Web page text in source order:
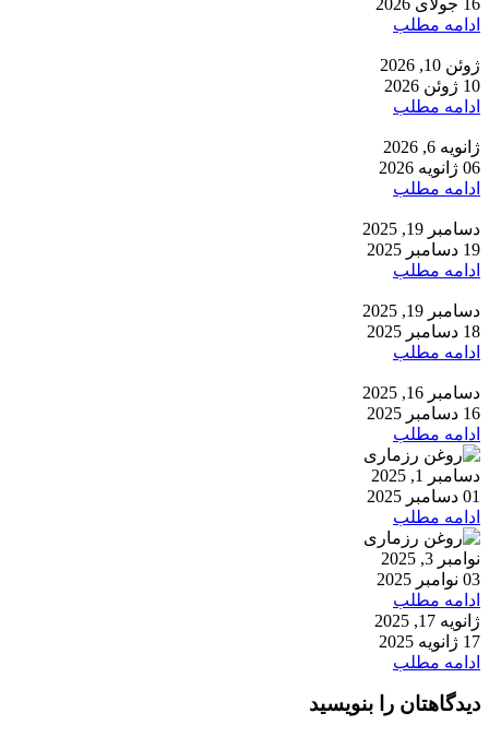
ادامه مطلب
ژوئن 10, 2026
10 ژوئن 2026
ادامه مطلب
ژانویه 6, 2026
06 ژانویه 2026
ادامه مطلب
دسامبر 19, 2025
19 دسامبر 2025
ادامه مطلب
دسامبر 19, 2025
18 دسامبر 2025
ادامه مطلب
دسامبر 16, 2025
16 دسامبر 2025
ادامه مطلب
دسامبر 1, 2025
01 دسامبر 2025
ادامه مطلب
نوامبر 3, 2025
03 نوامبر 2025
ادامه مطلب
ژانویه 17, 2025
17 ژانویه 2025
ادامه مطلب
دیدگاهتان را بنویسید